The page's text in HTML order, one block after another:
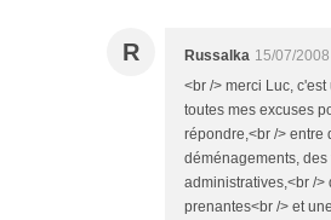
R Russalka 15/07/
<br /> merci Luc,
toutes mes excuses
répondre,<br /> entre
déménagements,
administratives,<br />
prenantes<br /> et